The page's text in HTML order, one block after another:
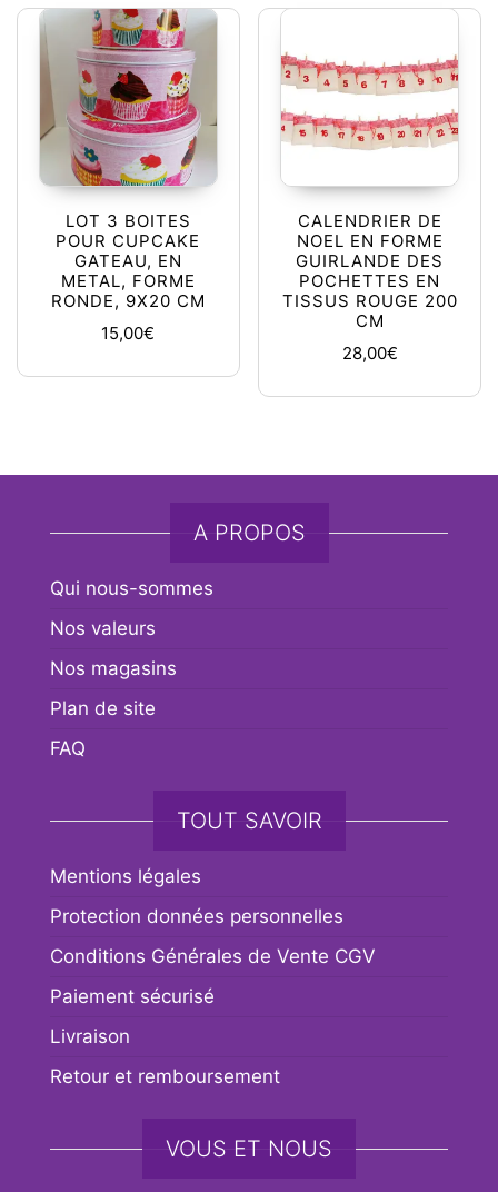
LOT 3 BOITES
POUR CUPCAKE
GATEAU, EN
METAL, FORME
RONDE, 9X20 CM
15,00€
CALENDRIER DE
NOEL EN FORME
GUIRLANDE DES
POCHETTES EN
TISSUS ROUGE 200
CM
28,00€
A PROPOS
Qui nous-sommes
Nos valeurs
Nos magasins
Plan de site
FAQ
TOUT SAVOIR
Mentions légales
Protection données personnelles
Conditions Générales de Vente CGV
Paiement sécurisé
Livraison
Retour et remboursement
VOUS ET NOUS